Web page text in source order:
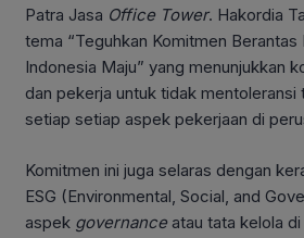
Patra Jasa Office Tower. Hakordia
tema “Teguhkan Komitmen Berantas
Indonesia Maju” yang menunjukkan
dan pekerja untuk tidak mentoleransi
setiap setiap aspek pekerjaan di
Komitmen ini juga selaras dengan
ESG (Environmental, Social, and
aspek governanceatau tata kelola di